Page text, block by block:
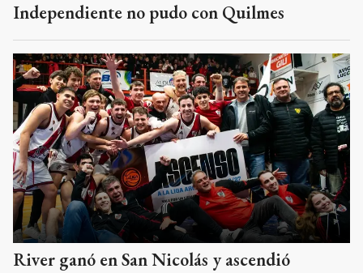
Independiente no pudo con Quilmes
River ganó en San Nicolás y ascendió